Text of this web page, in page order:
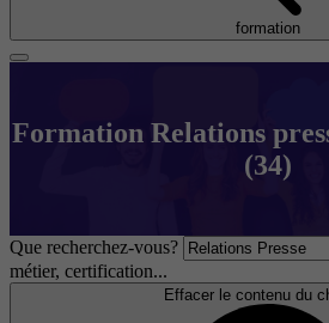
formation
Formation Relations
(34)
Que recherchez-vous?
métier, certification...
Effacer le contenu du